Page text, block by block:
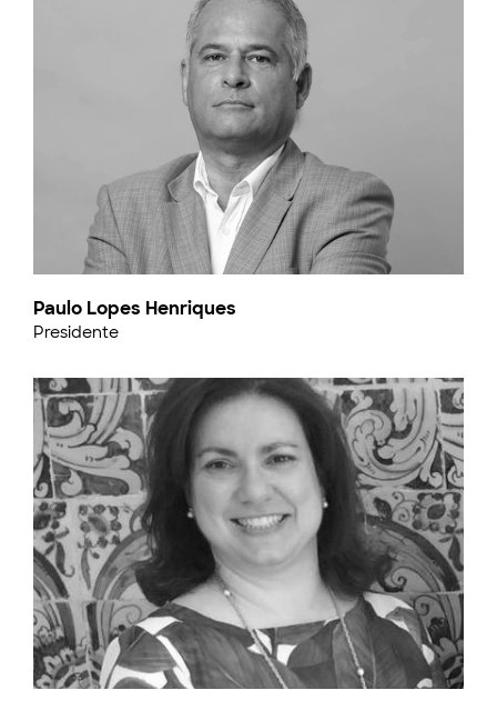
Paulo Lopes Henriques
Presidente